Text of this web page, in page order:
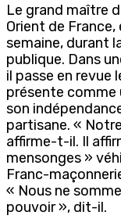
Le grand maître
Orient de
semaine, durant
publique. Dans
il passe en revue
présente comme
son
partisane. «
affirme-t-il. Il
mensonges »
Franc-
« Nous ne
pouvoir », dit-il.